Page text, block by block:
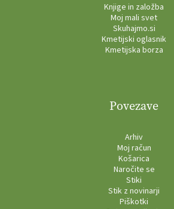
Knjige in založba
Moj mali svet
Skuhajmo.si
Kmetijski oglasnik
Kmetijska borza
Povezave
Arhiv
Moj račun
Košarica
Naročite se
Stiki
Stik z novinarji
Piškotki